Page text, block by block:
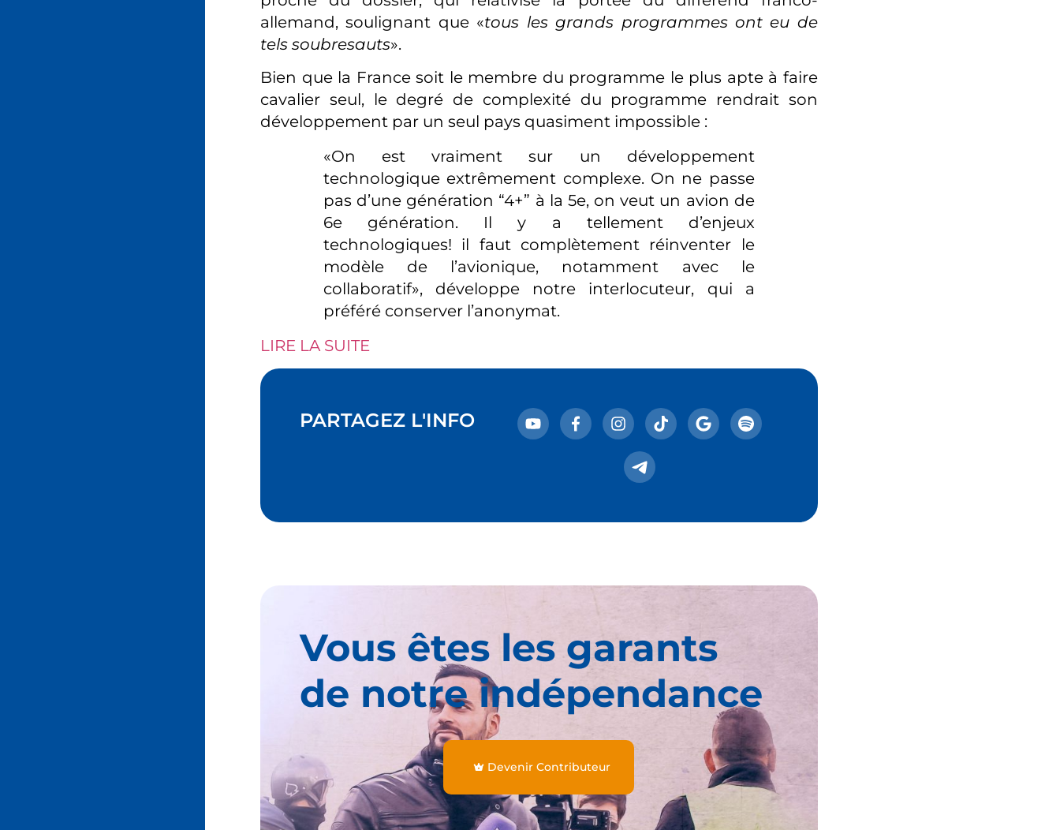
allemand, soulignant que «tous les grands programmes ont eu de
tels soubresauts».
Bien que la France soit le membre du programme le plus apte à faire
cavalier seul, le degré de complexité du programme rendrait son
développement par un seul pays quasiment impossible :
«On est vraiment sur un développement
technologique extrêmement complexe. On ne passe
pas d’une génération “4+” à la 5e, on veut un avion de
6e génération. Il y a tellement d’enjeux
technologiques! il faut complètement réinventer le
modèle de l’avionique, notamment avec le
collaboratif», développe notre interlocuteur, qui a
préféré conserver l’anonymat.
LIRE LA SUITE
PARTAGEZ L'INFO
Vous êtes les garants
de notre indépendance
Devenir Contributeur